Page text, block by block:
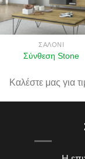
ΣΑΛΌΝΙ
Σύνθεση Stone
Καλέστε μας για